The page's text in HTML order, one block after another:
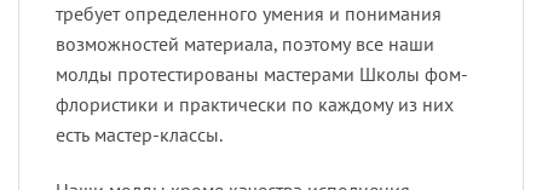
требует определенного умения и понимания
возможностей материала, поэтому все наши
молды протестированы мастерами Школы фом-
флористики и практически по каждому из них
есть мастер-классы.